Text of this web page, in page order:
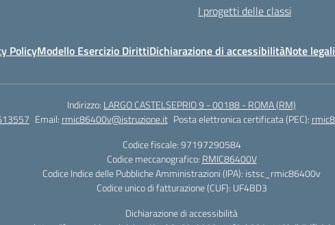
I progetti delle classi
PolicyModello Esercizio DirittiDichiarazione di accessibilitàNote legali
Indirizzo: LARGO CASTELSEPRIO 9 - 00188 - ROMA (RM)
Email: rmic86400v@istruzione.it Posta elettronica certificata (PEC):
Codice fiscale: 97197290584
Codice meccanografico: RMIC86400V
Codice Indice delle Pubbliche Amministrazioni (IPA): istsc_rmic86400v
Codice unico di fatturazione (CUF): UF4BD3
Dichiarazione di accessibilità